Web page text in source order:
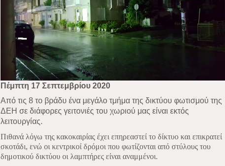
Πέμπτη 17 Σεπτεμβρίου 2020
Από τις 8 το βράδυ ένα μεγάλο τμήμα της δικτύου φωτισμού της
ΔΕΗ σε διάφορες γειτονιές του χωριού μας είναι εκτός
λειτουργίας.
Πιθανά λόγω της κακοκαιρίας έχει επηρεαστεί το δίκτυο και επικρατεί
σκοτάδι, ενώ οι κεντρικοί δρόμοι που φωτίζονται από στύλους του
δημοτικού δικτύου οι λαμπτήρες είναι αναμμένοι.